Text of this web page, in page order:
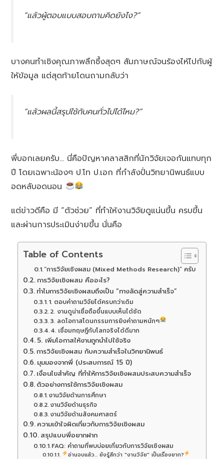
“แล้วผู้ตอบแบบสอบถามคิดยังไง?”
บางคนทำเชิงคุณภาพลึกซึ้งสุดๆ สัมภาษณ์จนร้องไห้ไปกับผู้
ให้ข้อมูล แต่สุดท้ายโดนถามกลับว่า
“แล้วผลนี้สรุปใช้กับคนทั่วไปได้ไหม?”
พี่บอกเลยครับ… นี่คือปัญหาคลาสสิกที่นักวิจัยเจอกันแทบทุก
ปี โดยเฉพาะน้องๆ ป.โท ป.เอก ที่กำลังปั่นวิทยานิพนธ์แบบ
อดหลับอดนอน
แต่ข่าวดีคือ มี “ตัวช่วย” ที่ทำให้งานวิจัยดูแน่นขึ้น ครบขึ้น
และผ่านการประเมินง่ายขึ้น นั่นคือ
Table of Contents
“การวิจัยเชิงผสม (Mixed Methods Research)” ครับ
การวิจัยเชิงผสม คืออะไร?
ทำไมการวิจัยเชิงผสมถึงเป็น “ทางลัดสู่ความสำเร็จ”
1. ตอบคำถามวิจัยได้ครบกว่าเดิม
2. งานดูน่าเชื่อถือขึ้นแบบเห็นได้ชัด
3. ลดโอกาสโดนกรรมการยิงคำถามหนักๆ
4. เชื่อมทฤษฎีกับโลกจริงได้ดีมาก
5. เพิ่มโอกาสให้งานถูกนำไปใช้จริง
การวิจัยเชิงผสม กับความสำเร็จในวิทยานิพนธ์
มุมมองจากพี่ (ประสบการณ์ 15 ปี)
เงื่อนไขสำคัญ ที่ทำให้การวิจัยเชิงผสมประสบความสำเร็จ
ตัวอย่างการใช้การวิจัยเชิงผสม
งานวิจัยด้านการศึกษา
งานวิจัยด้านธุรกิจ
งานวิจัยด้านสังคมศาสตร์
ความเข้าใจผิดเกี่ยวกับการวิจัยเชิงผสม
สรุปแบบพี่อยากฝาก
FAQ: คำถามที่พบบ่อยเกี่ยวกับการวิจัยเชิงผสม
อ่านจบแล้ว... ยังรู้สึกว่า "งานวิจัย" เป็นเรื่องยาก?